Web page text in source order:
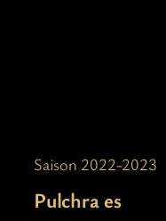
Saison 2022-2023
Pulchra es